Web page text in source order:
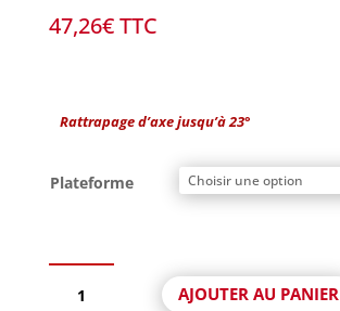
47,26€TTC
Rattrapage d’axe jusqu’à 23°
Plateforme
AJOUTER AU PANIER